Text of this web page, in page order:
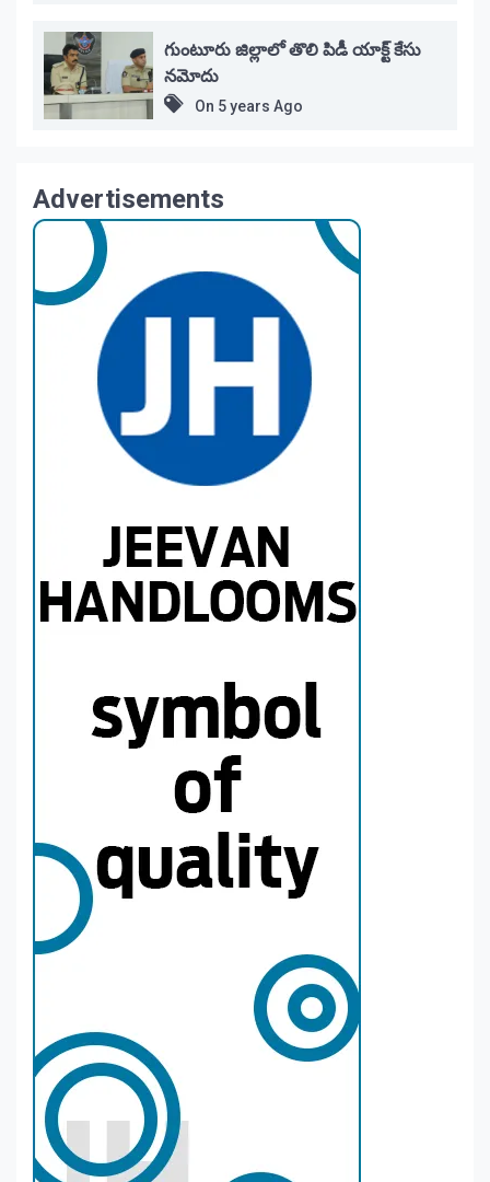
గుంటూరు జిల్లాలో తొలి పిడీ యాక్ట్ కేసు
నమోదు
On 5 years Ago
Advertisements